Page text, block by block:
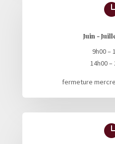
Juin -
9h00 –
14h00 –
fermeture